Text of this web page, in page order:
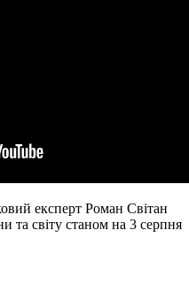
експерт Роман Світан
та світу станом на 3 серпня